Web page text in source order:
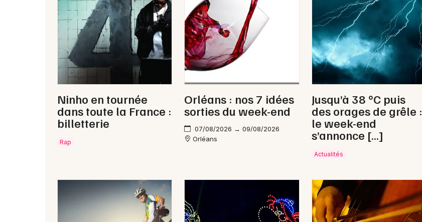
Newsletter des sorties
Artistes en tournée
Magazine dans le Loiret
Ninho en tournée
dans toute la France :
billetterie
Rap
Orléans : nos 7 idées
sorties du week-end
07/08/2026 → 09/08/2026
Orléans
Jusqu’à 38 °C puis
des orages de grêle :
le week-end
s’annonce […]
Actualités